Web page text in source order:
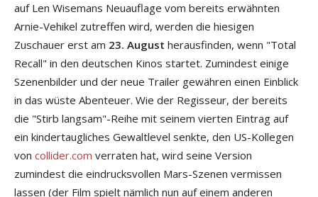
auf Len Wisemans Neuauflage vom bereits erwähnten
Arnie-Vehikel zutreffen wird, werden die hiesigen
Zuschauer erst am 23. August herausfinden, wenn "Total
Recall" in den deutschen Kinos startet. Zumindest einige
Szenenbilder und der neue Trailer gewähren einen Einblick
in das wüste Abenteuer. Wie der Regisseur, der bereits
die "Stirb langsam"-Reihe mit seinem vierten Eintrag auf
ein kindertaugliches Gewaltlevel senkte, den US-Kollegen
von collider.com verraten hat, wird seine Version
zumindest die eindrucksvollen Mars-Szenen vermissen
lassen (der Film spielt nämlich nun auf einem anderen